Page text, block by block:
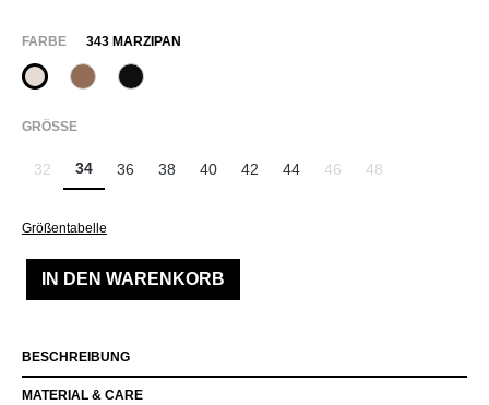
FARBEAUSWÄHLEN
343 MARZIPAN
343 Marzipan
614 Toffee990 Schwarz
GRÖSSE AUSWÄHLEN
32 34 36 38 40 42 44 46 48
Größentabelle
IN DEN WARENKORB
BESCHREIBUNG
MATERIAL & CARE